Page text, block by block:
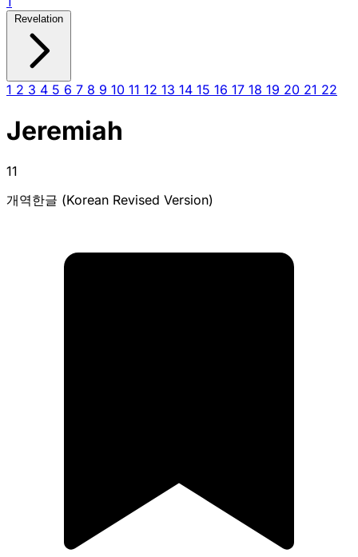
Revelation
1 2 3 4 5 6 7 8 9 10 11 12 13 14 15 16 17 18 19 20 21 22
Jeremiah
11
개역한글 (Korean Revised Version)